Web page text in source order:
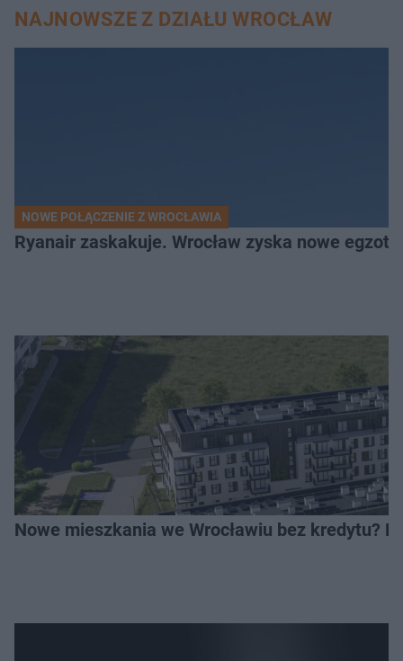
NAJNOWSZE Z DZIAŁU WROCŁAW
NOWE POŁĄCZENIE Z WROCŁAWIA
Ryanair zaskakuje. Wrocław zyska nowe
Nowe mieszkania we Wrocławiu bez kredytu?